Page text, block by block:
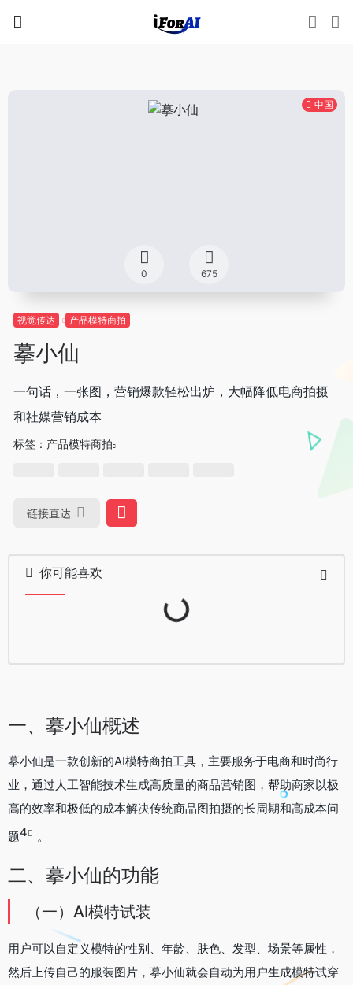
中国
0 675
视觉传达 产品模特商拍
摹小仙
一句话，一张图，营销爆款轻松出炉，大幅降低电商拍摄
和社媒营销成本
标签： 产品模特商拍
链接直达
你可能喜欢
Loading...
一、摹小仙概述
摹小仙是一款创新的AI模特商拍工具，主要服务于电商和时尚行
业，通过人工智能技术生成高质量的商品营销图，帮助商家以极
高的效率和极低的成本解决传统商品图拍摄的长周期和高成本问
题4 。
二、摹小仙的功能
（一）AI模特试装
用户可以自定义模特的性别、年龄、肤色、发型、场景等属性，
然后上传自己的服装图片，摹小仙就会自动为用户生成模特试穿